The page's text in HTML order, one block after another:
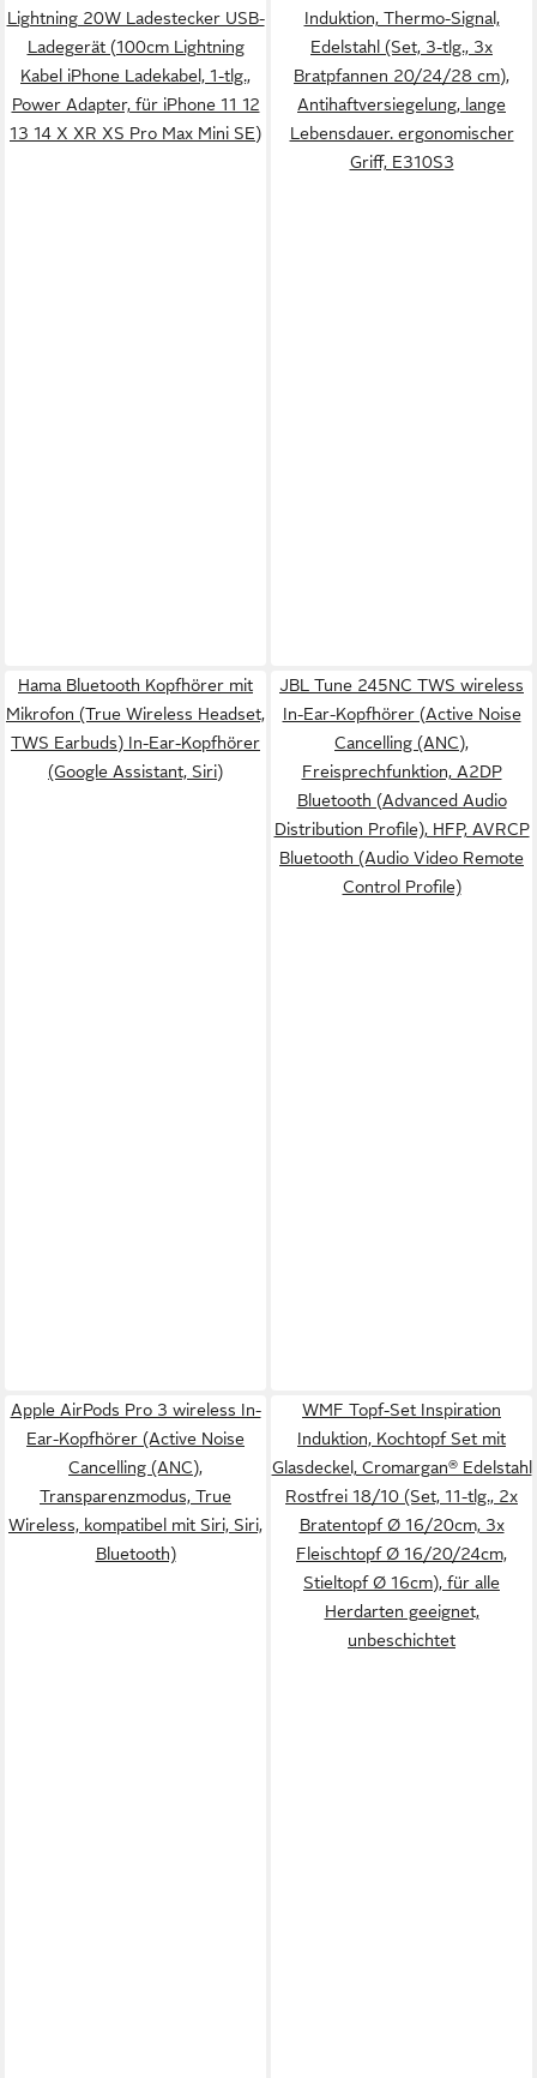
Lightning 20W Ladestecker USB-
Ladegerät (100cm Lightning
Kabel iPhone Ladekabel, 1-tlg.,
Power Adapter, für iPhone 11 12
13 14 X XR XS Pro Max Mini SE)
Induktion, Thermo-Signal,
Edelstahl (Set, 3-tlg., 3x
Bratpfannen 20/24/28 cm),
Antihaftversiegelung, lange
Lebensdauer. ergonomischer
Griff, E310S3
Hama Bluetooth Kopfhörer mit
Mikrofon (True Wireless Headset,
TWS Earbuds) In-Ear-Kopfhörer
(Google Assistant, Siri)
JBL Tune 245NC TWS wireless
In-Ear-Kopfhörer (Active Noise
Cancelling (ANC),
Freisprechfunktion, A2DP
Bluetooth (Advanced Audio
Distribution Profile), HFP, AVRCP
Bluetooth (Audio Video Remote
Control Profile)
Apple AirPods Pro 3 wireless In-
Ear-Kopfhörer (Active Noise
Cancelling (ANC),
Transparenzmodus, True
Wireless, kompatibel mit Siri, Siri,
Bluetooth)
WMF Topf-Set Inspiration
Induktion, Kochtopf Set mit
Glasdeckel, Cromargan® Edelstahl
Rostfrei 18/10 (Set, 11-tlg., 2x
Bratentopf Ø 16/20cm, 3x
Fleischtopf Ø 16/20/24cm,
Stieltopf Ø 16cm), für alle
Herdarten geeignet,
unbeschichtet